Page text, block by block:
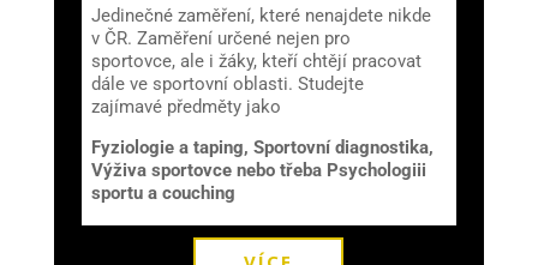
Jedinečné zaměření, které nenajdete nikde
v ČR. Zaměření určené nejen pro
sportovce, ale i žáky, kteří chtějí pracovat
dále ve sportovní oblasti. Studejte
zajímavé předměty jako
Fyziologie a taping, Sportovní diagnostika,
Výživa sportovce nebo třeba Psychologiii
sportu a couching